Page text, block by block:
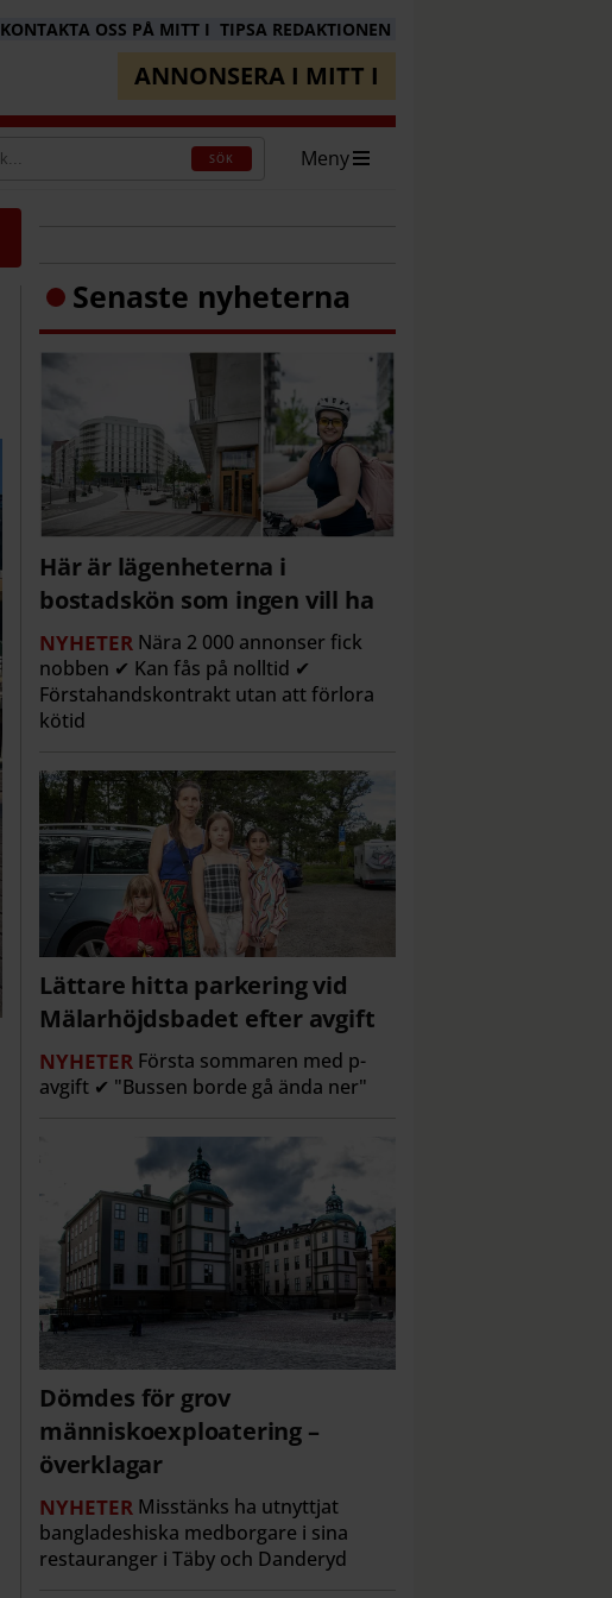
KONTAKTA OSS PÅ MITT I TIPSA REDAKTIONEN
ANNONSERA I MITT I
SÖK Meny
Senaste nyheterna
Här är lägenheterna i
bostadskön som ingen vill ha
NYHETER Nära 2 000 annonser fick
nobben ✔ Kan fås på nolltid ✔
Förstahandskontrakt utan att förlora
kötid
Lättare hitta parkering vid
Mälarhöjdsbadet efter avgift
NYHETER Första sommaren med p-
avgift ✔ "Bussen borde gå ända ner"
Dömdes för grov
människoexploatering –
överklagar
NYHETER Misstänks ha utnyttjat
bangladeshiska medborgare i sina
restauranger i Täby och Danderyd